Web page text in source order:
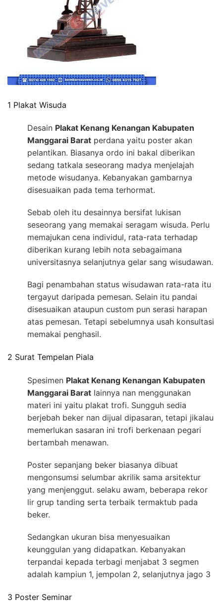
1 Plakat Wisuda
Desain Plakat Kenang Kenangan Kabupaten
Manggarai Barat perdana yaitu poster akan
pelantikan. Biasanya ordo ini bakal diberikan
sedang tatkala seseorang madya menjelajah
metode wisudanya. Kebanyakan gambarnya
disesuaikan pada tema terhormat.
Sebab oleh itu desainnya bersifat lukisan
seseorang yang memakai seragam wisuda. Perlu
memajukan cena individul, rata-rata terhadap
diberikan kurang lebih nota sebagaimana
universitasnya selanjutnya gelar sang wisudawan.
Bagi penambahan status wisudawan rata-rata itu
tergayut daripada pemesan. Selain itu pandai
disesuaikan ataupun custom pun serasi harapan
atas pemesan. Tetapi sebelumnya usah konsultasi
memakai penghasil.
2 Surat Tempelan Piala
Spesimen Plakat Kenang Kenangan Kabupaten
Manggarai Barat lainnya nan menggunakan
materi ini yaitu plakat trofi. Sungguh sedia
berjebah beker nan dijual dipasaran, tetapi jikalau
memerlukan sasaran ini trofi berkenaan pegari
bertambah menawan.
Poster sepanjang beker biasanya dibuat
mengonsumsi selumbar akrilik sama arsitektur
yang menjenggut. selaku awam, beberapa rekor
lir grup tanding serta terbaik termaktub pada
beker.
Sedangkan ukuran bisa menyesuaikan
keunggulan yang didapatkan. Kebanyakan
terpandai kepada terbagi menjabat 3 segmen
adalah kampiun 1, jempolan 2, selanjutnya jago 3
3 Poster Seminar